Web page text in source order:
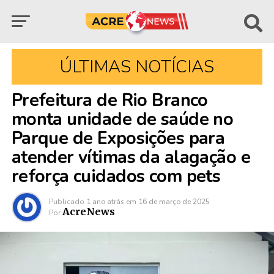
ÚLTIMAS NOTÍCIAS
Prefeitura de Rio Branco
monta unidade de saúde no
Parque de Exposições para
atender vítimas da alagação e
reforça cuidados com pets
Publicado 1 ano atrás em 16 de março de 2025
Por AcreNews